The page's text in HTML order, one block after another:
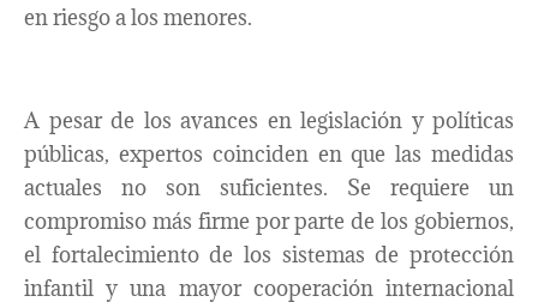
en riesgo a los menores.
A pesar de los avances en legislación y políticas
públicas, expertos coinciden en que las medidas
actuales no son suficientes. Se requiere un
compromiso más firme por parte de los gobiernos,
el fortalecimiento de los sistemas de protección
infantil y una mayor cooperación internacional